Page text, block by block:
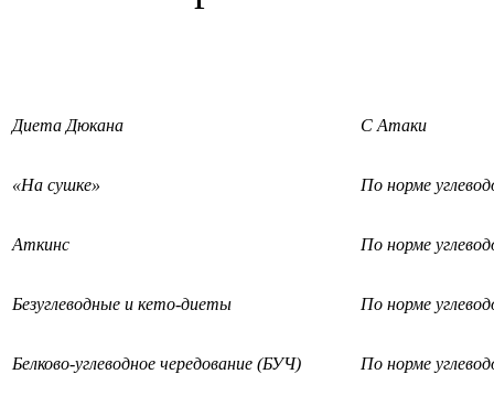
Диета Дюкана С Атаки
«На сушке» По норме
Аткинс По норме
Безуглеводные и кето-диеты По норме
Белково-углеводное чередование (БУЧ) По норме